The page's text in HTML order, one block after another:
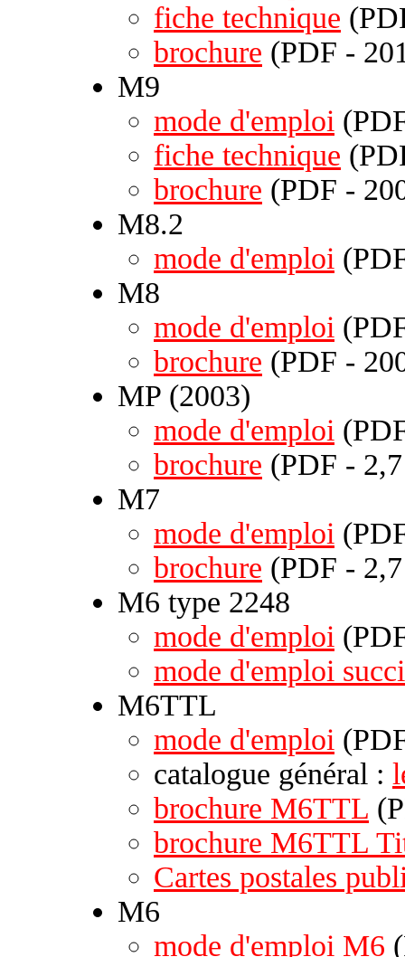
fiche technique
brochure (PDF -
M9
mode d'emploi
fiche technique
brochure (PDF -
M8.2
mode d'emploi
M8
mode d'emploi
brochure (PDF -
MP (2003)
mode d'emploi
brochure (PDF -
M7
mode d'emploi
brochure (PDF -
M6 type 2248
mode d'emploi
mode d'emploi
M6TTL
mode d'emploi
catalogue général :
brochure M6TTL
brochure M6TTL
Cartes postales
M6
mode d'emploi M6